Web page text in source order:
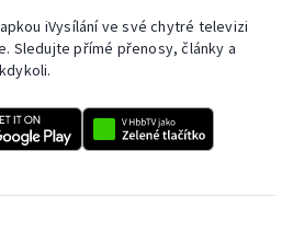
iVysílání ve své chytré televizi
Sledujte přímé přenosy, články a